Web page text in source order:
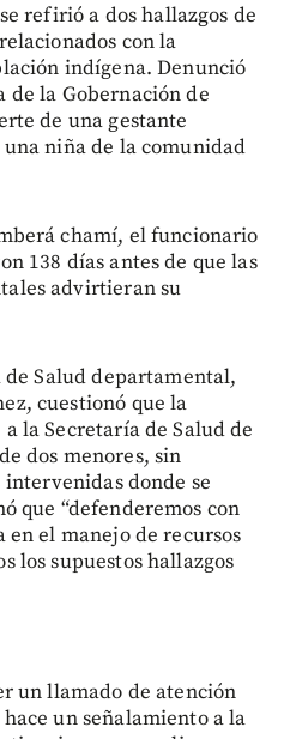
refirió a dos hallazgos de
con la
indígena. Denunció
de la Gobernación de
de una gestante
niña de la comunidad
chamí, el funcionario
138 días antes de que las
advirtieran su
Salud departamental,
cuestionó que la
la Secretaría de Salud de
dos menores, sin
intervenidas donde se
que “defenderemos con
el manejo de recursos
los supuestos hallazgos
un llamado de atención
un señalamiento a la